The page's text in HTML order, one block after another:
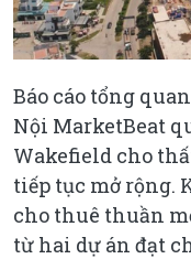
Báo cáo tổng
Nội MarketBeat
Wakefield cho
tiếp tục mở rộng.
cho thuê thuần
từ hai dự án đạt